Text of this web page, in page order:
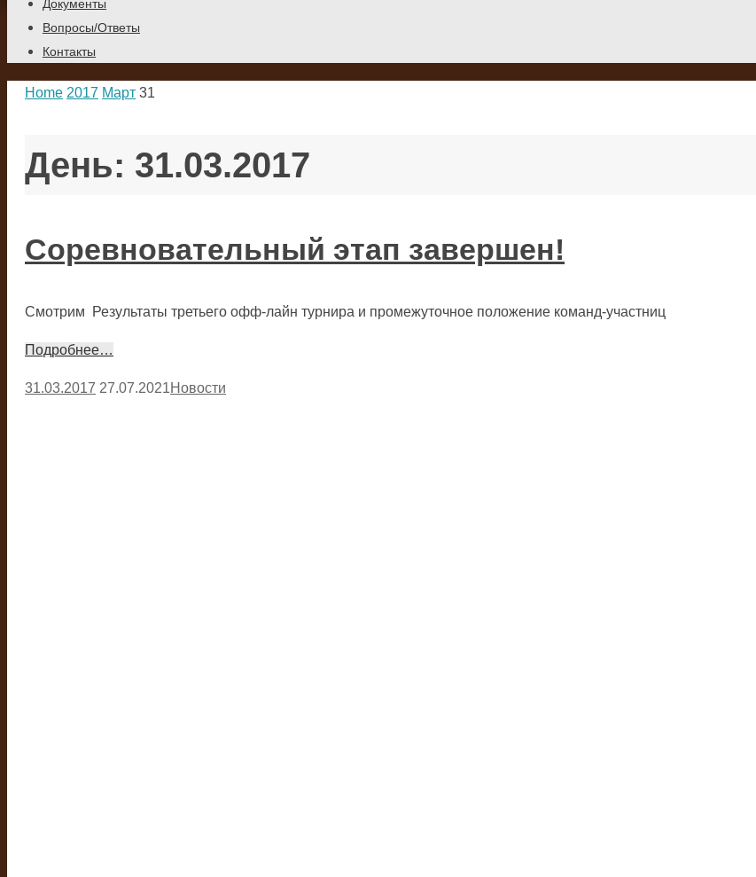
Документы
Вопросы/Ответы
Контакты
Home 2017 Март 31
День: 31.03.2017
Соревновательный этап завершен!
Смотрим Результаты третьего офф-лайн турнира и промежуточное положение команд-участниц
Подробнее…
31.03.2017 27.07.2021Новости